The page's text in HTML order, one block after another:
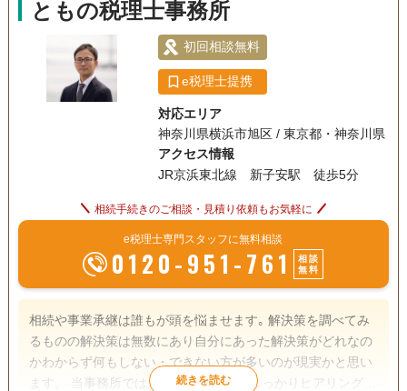
ともの税理士事務所
初回相談無料
e税理士提携
対応エリア
神奈川県横浜市旭区 / 東京都・神奈川県
アクセス情報
JR京浜東北線 新子安駅 徒歩5分
相続手続きのご相談・見積り依頼もお気軽に
e税理士専門スタッフに無料相談
0120-951-761
相談
無料
相続や事業承継は誰もが頭を悩ませます｡ 解決策を調べてみ
るものの解決策は無数にあり自分にあった解決策がどれなの
かわからず何もしない・できない方が多いのが現実かと思い
ます。 当事務所ではお客様のご状況をしっかりヒアリングし